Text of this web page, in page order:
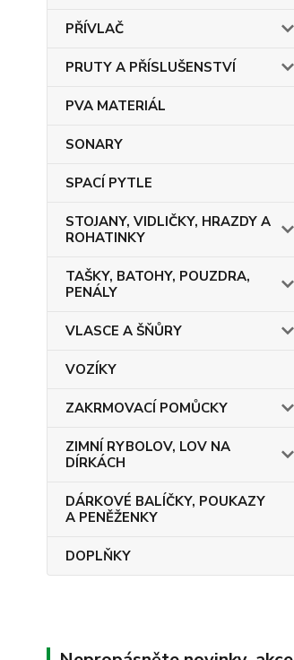
PŘÍVLAČ
PRUTY A PŘÍSLUŠENSTVÍ
PVA MATERIÁL
SONARY
SPACÍ PYTLE
STOJANY, VIDLIČKY, HRAZDY A
ROHATINKY
TAŠKY, BATOHY, POUZDRA,
PENÁLY
VLASCE A ŠŇŮRY
VOZÍKY
ZAKRMOVACÍ POMŮCKY
ZIMNÍ RYBOLOV, LOV NA
DÍRKÁCH
DÁRKOVÉ BALÍČKY, POUKAZY
A PENĚŽENKY
DOPLŇKY